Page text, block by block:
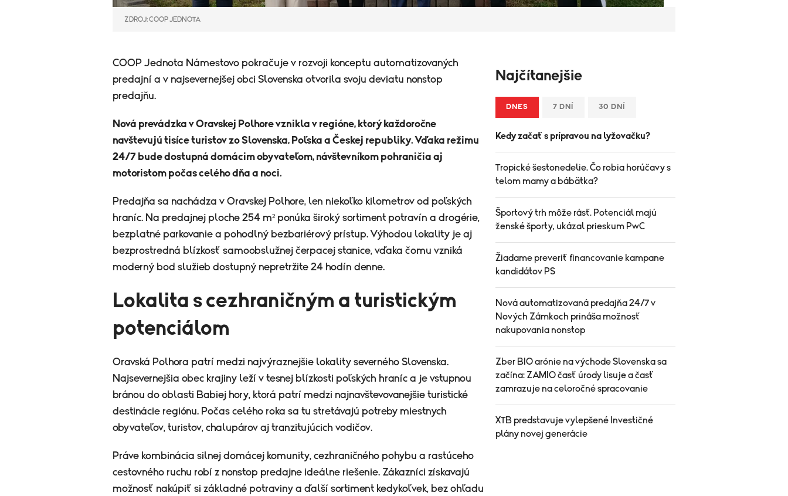
ZDROJ: COOP JEDNOTA
COOP Jednota Námestovo pokračuje v rozvoji konceptu automatizovaných
predajní a v najsevernejšej obci Slovenska otvorila svoju deviatu nonstop
predajňu.
Nová prevádzka v Oravskej Polhore vznikla v regióne, ktorý každoročne
navštevujú tisíce turistov zo Slovenska, Poľska a Českej republiky. Vďaka režimu
24/7 bude dostupná domácim obyvateľom, návštevníkom pohraničia aj
motoristom počas celého dňa a noci.
Predajňa sa nachádza v Oravskej Polhore, len niekoľko kilometrov od poľských
hraníc. Na predajnej ploche 254 m² ponúka široký sortiment potravín a drogérie,
bezplatné parkovanie a pohodlný bezbariérový prístup. Výhodou lokality je aj
bezprostredná blízkosť samoobslužnej čerpacej stanice, vďaka čomu vzniká
moderný bod služieb dostupný nepretržite 24 hodín denne.
Lokalita s cezhraničným a turistickým
potenciálom
Oravská Polhora patrí medzi najvýraznejšie lokality severného Slovenska.
Najsevernejšia obec krajiny leží v tesnej blízkosti poľských hraníc a je vstupnou
bránou do oblasti Babiej hory, ktorá patrí medzi najnavštevovanejšie turistické
destinácie regiónu. Počas celého roka sa tu stretávajú potreby miestnych
obyvateľov, turistov, chalupárov aj tranzitujúcich vodičov.
Práve kombinácia silnej domácej komunity, cezhraničného pohybu a rastúceho
cestovného ruchu robí z nonstop predajne ideálne riešenie. Zákazníci získavajú
možnosť nakúpiť si základné potraviny a ďalší sortiment kedykoľvek, bez ohľadu
Najčítanejšie
DNES 7 DNÍ 30 DNÍ
Kedy začať s prípravou na lyžovačku?
Tropické šestonedelie. Čo robia horúčavy s
telom mamy a bábätka?
Športový trh môže rásť. Potenciál majú
ženské športy, ukázal prieskum PwC
Žiadame preveriť financovanie kampane
kandidátov PS
Nová automatizovaná predajňa 24/7 v
Nových Zámkoch prináša možnosť
nakupovania nonstop
Zber BIO arónie na východe Slovenska sa
začína: ZAMIO časť úrody lisuje a časť
zamrazuje na celoročné spracovanie
XTB predstavuje vylepšené Investičné
plány novej generácie